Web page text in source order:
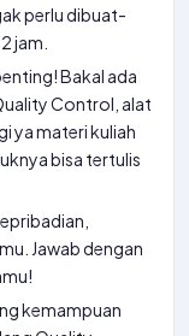
perlu dibuat-
jam.
Bakal ada
Control, alat
ya materi kuliah
bisa tertulis
Jawab dengan
kemampuan